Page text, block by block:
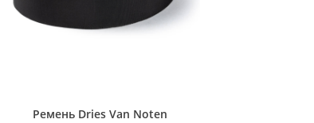
Ремень Dries Van Noten